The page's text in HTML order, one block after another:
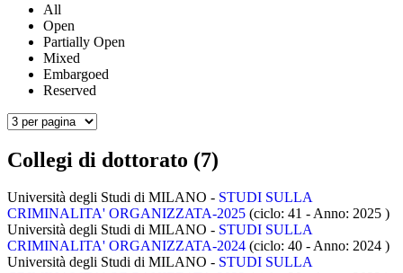
All
Open
Partially Open
Mixed
Embargoed
Reserved
Collegi di dottorato (7)
Università degli Studi di MILANO - STUDI SULLA
CRIMINALITA' ORGANIZZATA-2025 (ciclo: 41 - Anno: 2025 )
Università degli Studi di MILANO - STUDI SULLA
CRIMINALITA' ORGANIZZATA-2024 (ciclo: 40 - Anno: 2024 )
Università degli Studi di MILANO - STUDI SULLA